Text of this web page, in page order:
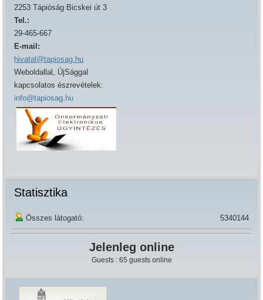
2253 Tápióság Bicskei út 3
Tel.:
29-465-667
E-mail:
hivatal@tapiosag.hu
Weboldallal, ÚjSággal
kapcsolatos észrevételek:
info@tapiosag.hu
Statisztika
Összes látogató: 5340144
Jelenleg online
Guests : 65 guests online